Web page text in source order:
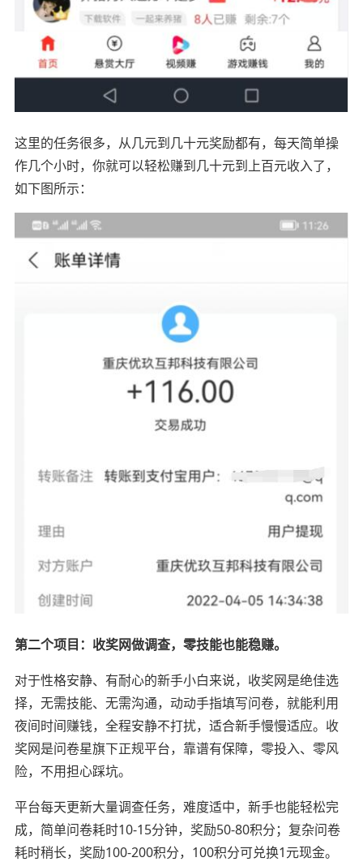
这里的任务很多，从几元到几十元奖励都有，每天简单操
作几个小时，你就可以轻松赚到几十元到上百元收入了，
如下图所示：
第二个项目：收奖网做调查，零技能也能稳赚。
对于性格安静、有耐心的新手小白来说，收奖网是绝佳选
择，无需技能、无需沟通，动动手指填写问卷，就能利用
夜间时间赚钱，全程安静不打扰，适合新手慢慢适应。收
奖网是问卷星旗下正规平台，靠谱有保障，零投入、零风
险，不用担心踩坑。
平台每天更新大量调查任务，难度适中，新手也能轻松完
成，简单问卷耗时10-15分钟，奖励50-80积分；复杂问卷
耗时稍长，奖励100-200积分，100积分可兑换1元现金。